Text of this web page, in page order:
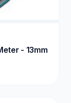
- 13mm